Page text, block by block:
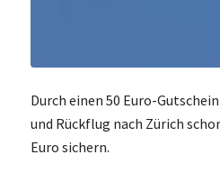
Durch einen 50 Euro-
und Rückflug nach Zürich
Euro sichern.